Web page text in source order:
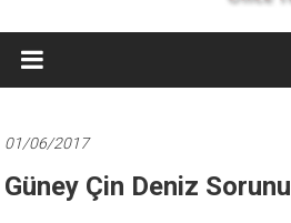
Dağarcık
Türkiye
Türkiye
01/06/2017
Güney Çin Deniz Sorunu